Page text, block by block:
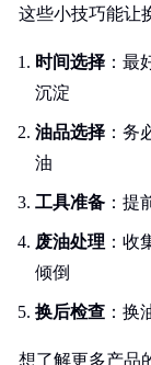
这些小技巧能让
时间选择 ：最
沉淀
油品选择 ：务
油
工具准备 ：提
废油处理 ：收
倾倒
换后检查 ：换
想了解更多产品